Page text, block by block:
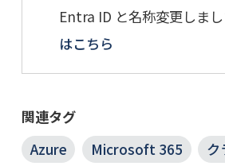
Entra ID と名称変更しまし
はこちら
関連タグ
Azure
Microsoft 365
ク